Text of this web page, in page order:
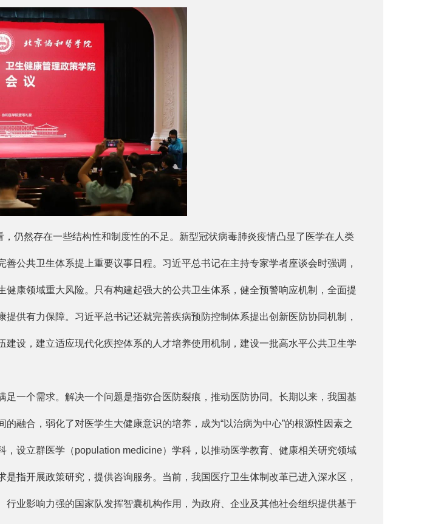
仍然存在一些结构性和制度性的不足。新型冠状病毒肺炎疫情凸显了医学在人类
公共卫生体系提上重要议事日程。习近平总书记在主持专家学者座谈会时强调，
康领域重大风险。只有构建起强大的公共卫生体系，健全预警响应机制，全面提
供有力保障。习近平总书记还就完善疾病预防控制体系提出创新医防协同机制，
设，建立适应现代化疾控体系的人才培养使用机制，建设一批高水平公共卫生学
个需求。解决一个问题是指弥合医防裂痕，推动医防协同。长期以来，我国基
融合，弱化了对医学生大健康意识的培养，成为“以治病为中心”的根源性因素之
设立群医学（population medicine）学科，以推动医学教育、健康相关研究领域
指开展政策研究，提供咨询服务。当前，我国医疗卫生体制改革已进入深水区，
业影响力强的国家队发挥智囊机构作用，为政府、企业及其他社会组织提供基于